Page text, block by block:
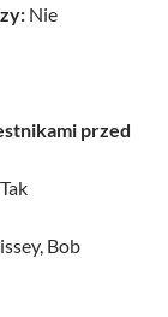
Nie
przed
Tak
Bob